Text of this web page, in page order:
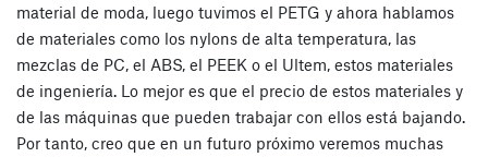
material de moda, luego tuvimos el PETG y ahora hablamos
de materiales como los nylons de alta temperatura, las
mezclas de PC, el ABS, el PEEK o el Ultem, estos materiales
de ingeniería. Lo mejor es que el precio de estos materiales y
de las máquinas que pueden trabajar con ellos está bajando.
Por tanto, creo que en un futuro próximo veremos muchas